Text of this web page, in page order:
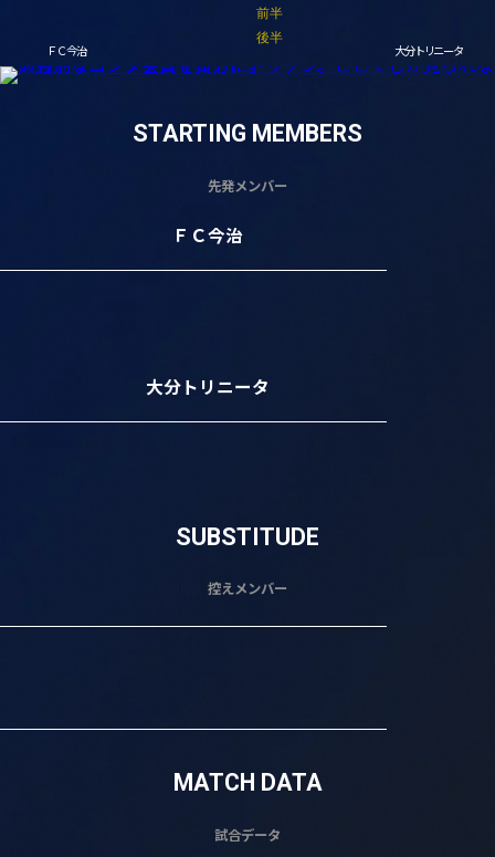
ＦＣ今治
前半
対
後半
対
大分トリニータ
先発メンバー
STARTING MEMBERS
ＦＣ今治
大分トリニータ
控えメンバー
SUBSTITUDE
試合データ
MATCH DATA